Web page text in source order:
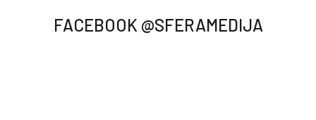
FACEBOOK @SFERAMEDIJA